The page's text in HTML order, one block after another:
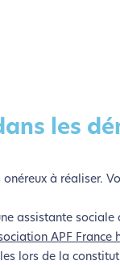
les
onéreux à réaliser.
assistante sociale
APF France
lors de la